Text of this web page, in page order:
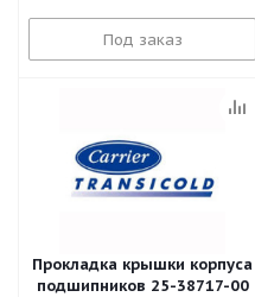
Под заказ
Прокладка крышки корпуса
подшипников 25-38717-00